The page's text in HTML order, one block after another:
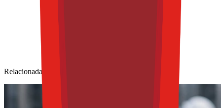
Relacionadas